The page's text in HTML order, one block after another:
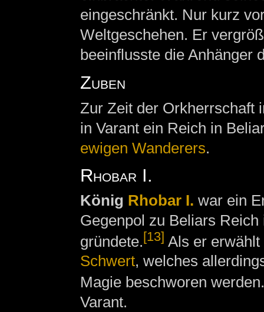
eingeschränkt. Nur kurz
Weltgeschehen. Er
beeinflusste die Anhänger
Zuben
Zur Zeit der Orkherrschaft
in Varant ein Reich in
ewigen Wanderers.
Rhobar I.
König Rhobar I. war ein
Gegenpol zu Beliars
gründete.[13] Als er
Schwert, welches
Magie beschworen werden.
Varant.